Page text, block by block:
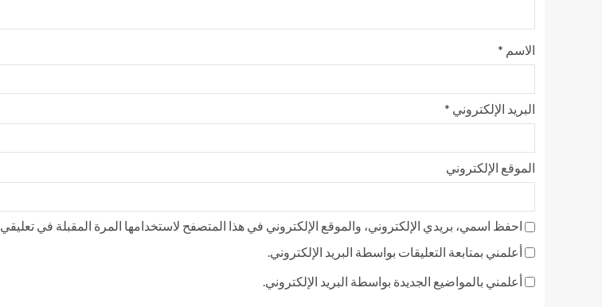
الاسم *
البريد الإلكتروني *
الموقع الإلكتروني
احفظ اسمي، بريدي الإلكتروني، والموقع الإلكتروني في هذا المتصفح لاستخدامها المرة المقبلة في تعليقي.
أعلمني بمتابعة التعليقات بواسطة البريد الإلكتروني.
أعلمني بالمواضيع الجديدة بواسطة البريد الإلكتروني.